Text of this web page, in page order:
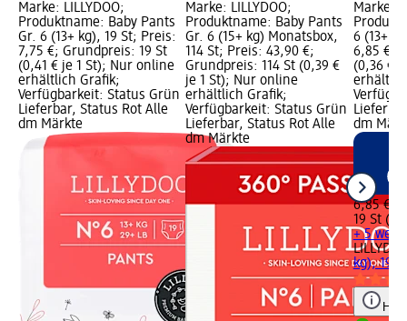
Marke: LILLYDOO;
Produktname: Baby Pants
Gr. 6 (13+ kg), 19 St; Preis:
7,75 €; Grundpreis: 19 St
(0,41 € je 1 St); Nur online
erhältlich Grafik;
Verfügbarkeit: Status Grün
Lieferbar, Status Rot Alle
dm Märkte
Marke: LILLYDOO;
Produktname: Baby Pants
Gr. 6 (15+ kg) Monatsbox,
114 St; Preis: 43,90 €;
Grundpreis: 114 St (0,39 €
je 1 St); Nur online
erhältlich Grafik;
Verfügbarkeit: Status Grün
Lieferbar, Status Rot Alle
dm Märkte
Marke:
6 (13+
6,85 €;
(0,36 €
dm
6,85 €
19 St
+ 5
kg), 19 St